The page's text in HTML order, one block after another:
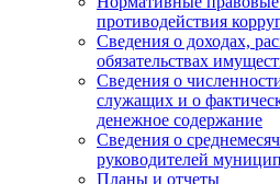
противодействия
Сведения о доходах,
обязательствах
Сведения о
служащих и о
денежное содержание
Сведения о
руководителей
Планы и отчеты